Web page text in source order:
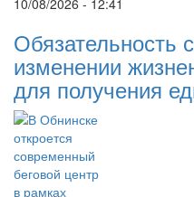
10/08/2026 - 12:41
Обязательность
изменении
для получения